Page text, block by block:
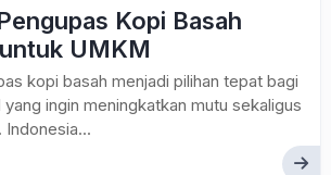
Kopi Basah
UMKM
kopi basah menjadi pilihan tepat bagi
ingin meningkatkan mutu sekaligus